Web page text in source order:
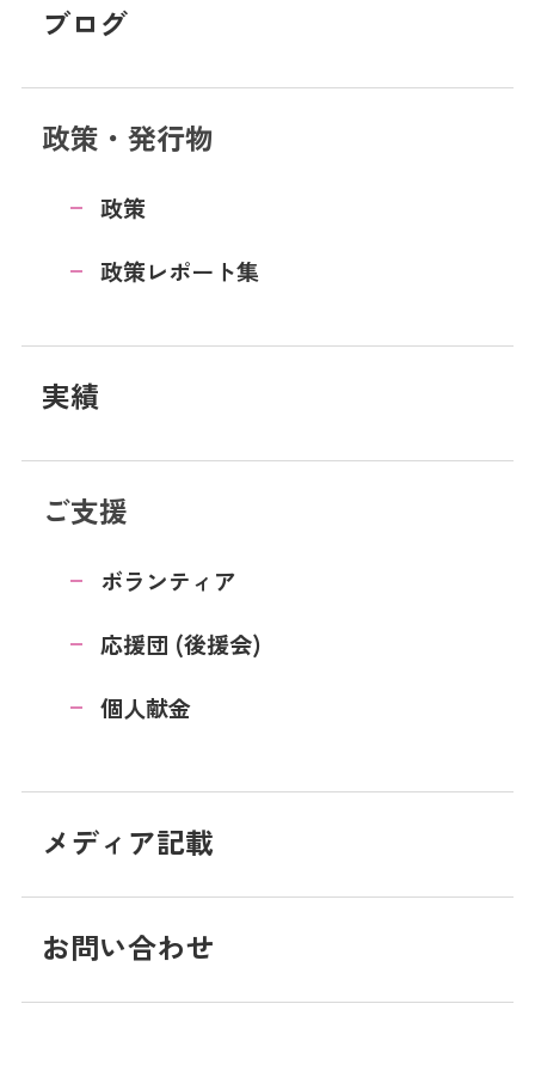
ブログ
政策・発行物
政策
政策レポート集
実績
ご支援
ボランティア
応援団 (後援会)
個人献金
メディア記載
お問い合わせ